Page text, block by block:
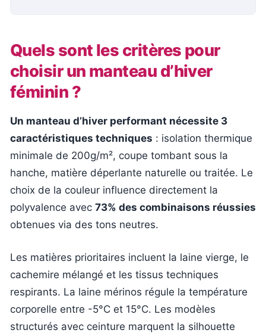
Quels sont les critères pour
choisir un manteau d’hiver
féminin ?
Un manteau d’hiver performant nécessite 3
caractéristiques techniques : isolation thermique
minimale de 200g/m², coupe tombant sous la
hanche, matière déperlante naturelle ou traitée. Le
choix de la couleur influence directement la
polyvalence avec 73% des combinaisons réussies
obtenues via des tons neutres.
Les matières prioritaires incluent la laine vierge, le
cachemire mélangé et les tissus techniques
respirants. La laine mérinos régule la température
corporelle entre -5°C et 15°C. Les modèles
structurés avec ceinture marquent la silhouette